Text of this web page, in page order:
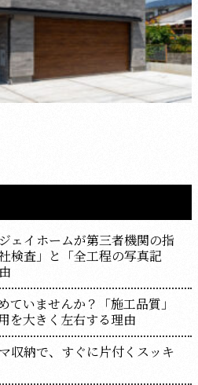
ェイホームが第三者機関の指
検査」と「全工程の写真記
ていませんか？「施工品質」
を大きく左右する理由
収納で、すぐに片付くスッキ